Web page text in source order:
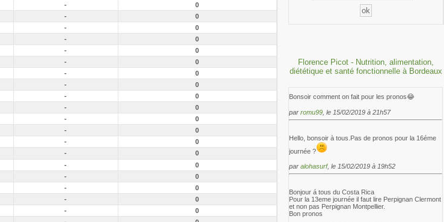
-
0
-
0
-
0
-
0
-
0
-
0
-
0
-
0
-
0
-
0
-
0
-
0
-
0
-
0
-
0
-
0
-
0
-
0
-
0
Florence Picot - Nutrition, alimentation,
diététique et santé fonctionnelle à Bordeaux
Bonsoir comment on fait pour les pronos😂
par romu99, le 15/02/2019 à 21h57
Hello, bonsoir à tous.Pas de pronos pour la 16éme
journée ?
par alohasurf, le 15/02/2019 à 19h52
Bonjour á tous du Costa Rica
Pour la 13eme journée il faut lire Perpignan Clermont
et non pas Perpignan Montpellier.
Bon pronos